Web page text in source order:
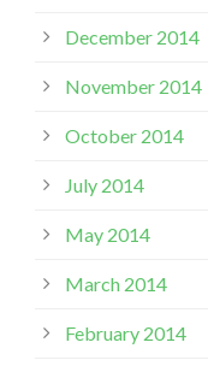
December 2014
November 2014
October 2014
July 2014
May 2014
March 2014
February 2014